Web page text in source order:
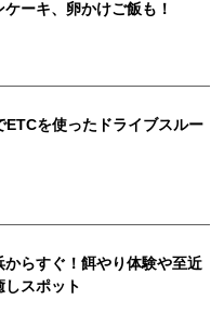
ーキ、卵かけご飯も！
ETCを使ったドライブスルー
からすぐ！餌やり体験や至近
しスポット